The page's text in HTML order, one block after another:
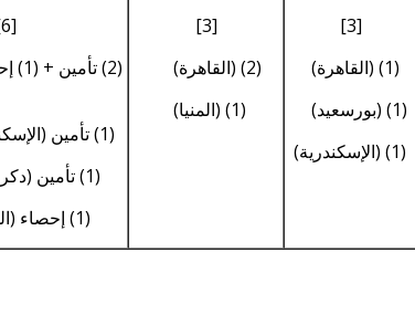
[3]
(1) (القاهرة)
(1) (بورسعيد)
(1) (الإسكندرية)
[3]
(2) (القاهرة)
(1) (المنيا)
[6]
(2)
(1) تأمين (الإسكندرية)
(1) تأمين (دكرنس)
(1) إحصاء (المنيا)